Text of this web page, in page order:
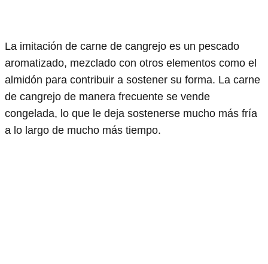
La imitación de carne de cangrejo es un pescado
aromatizado, mezclado con otros elementos como el
almidón para contribuir a sostener su forma. La carne
de cangrejo de manera frecuente se vende
congelada, lo que le deja sostenerse mucho más fría
a lo largo de mucho más tiempo.